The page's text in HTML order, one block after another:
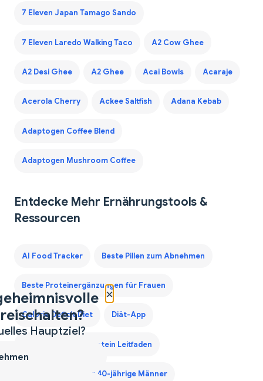
7 Eleven Japan Tamago Sando
7 Eleven Laredo Walking Taco A2 Cow Ghee
A2 Desi Ghee A2 Ghee Acai Bowls Acaraje
Acerola Cherry Ackee Saltfish Adana Kebab
Adaptogen Coffee Blend
Adaptogen Mushroom Coffee
Entdecke Mehr Ernährungstools &
Ressourcen
AI Food Tracker Beste Pillen zum Abnehmen
Beste Proteinergänzungen für Frauen
Calorie Deficit Diet Diät-App
Drittes Trimester Protein Leitfaden
Ernährungsplan für 40-jährige Männer
×
Hauptziel?